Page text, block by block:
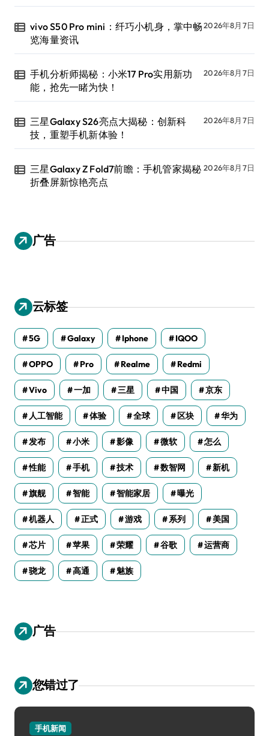
vivo S50 Pro mini：纤巧小机身，掌中畅
览海量资讯
2026年8月7日
手机分析师揭秘：小米17 Pro实用新功
能，抢先一睹为快！
2026年8月7日
三星Galaxy S26亮点大揭秘：创新科
技，重塑手机新体验！
2026年8月7日
三星Galaxy Z Fold7前瞻：手机管家揭秘
折叠屏新惊艳亮点
2026年8月7日
广告
云标签
5G Galaxy Iphone IQOO
OPPO Pro Realme Redmi
Vivo 一加 三星 中国 京东
人工智能 体验 全球 区块 华为
发布 小米 影像 微软 怎么
性能 手机 技术 数智网 新机
旗舰 智能 智能家居 曝光
机器人 正式 游戏 系列 美国
芯片 苹果 荣耀 谷歌 运营商
骁龙 高通 魅族
广告
您错过了
手机新闻